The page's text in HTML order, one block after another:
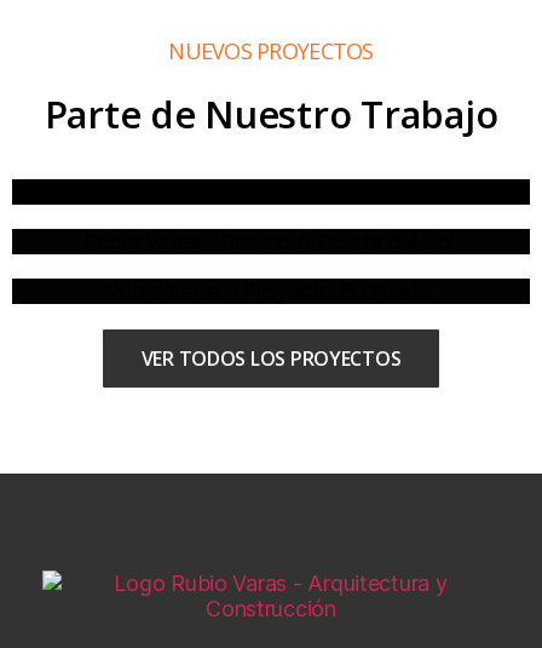
NUEVOS PROYECTOS
Parte de Nuestro Trabajo
VER TODOS LOS PROYECTOS